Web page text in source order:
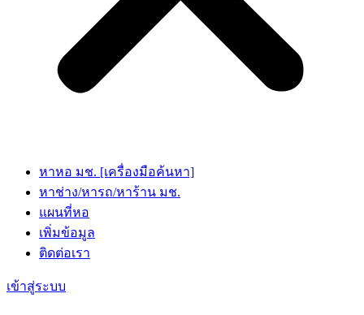
หาหอ มช. [เครื่องมือค้นหา]
หาช่าง/หารถ/หาร้าน มช.
แผนที่หอ
เพิ่มข้อมูล
ติดต่อเรา
เข้าสู่ระบบ